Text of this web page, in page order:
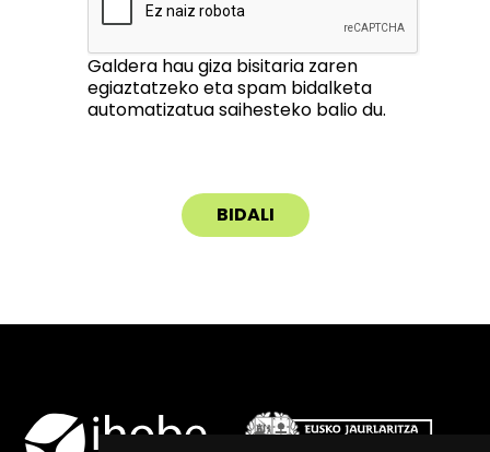
Galdera hau giza bisitaria zaren
egiaztatzeko eta spam bidalketa
automatizatua saihesteko balio du.